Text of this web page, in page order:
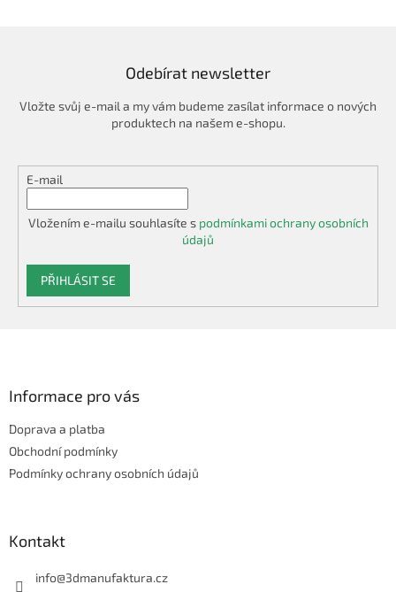
Odebírat newsletter
Vložte svůj e-mail a my vám budeme zasílat informace o nových
produktech na našem e-shopu.
E-mail
Vložením e-mailu souhlasíte s podmínkami ochrany osobních
údajů
PŘIHLÁSIT SE
Informace pro vás
Doprava a platba
Obchodní podmínky
Podmínky ochrany osobních údajů
Kontakt
info@3dmanufaktura.cz